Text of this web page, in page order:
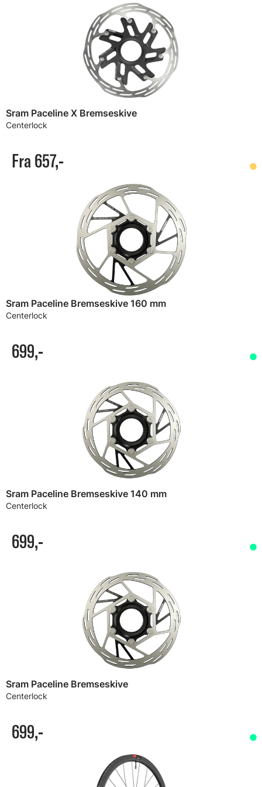
Sram Paceline X Bremseskive
Centerlock
Fra 657,-
Sram Paceline Bremseskive 160 mm
Centerlock
699,-
Sram Paceline Bremseskive 140 mm
Centerlock
699,-
Sram Paceline Bremseskive
Centerlock
699,-